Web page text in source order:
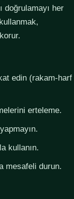
doğrulamayı her
edin (rakam-harf
erteleme.
kullanın.
mesafeli durun.